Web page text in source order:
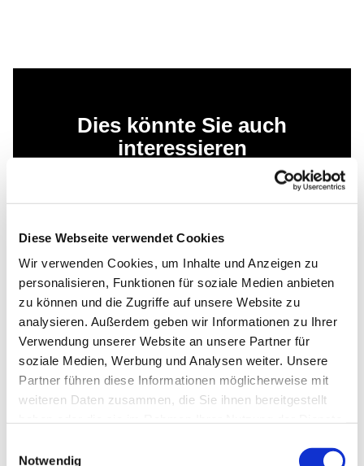
Diese Webseite verwendet Cookies
Wir verwenden Cookies, um Inhalte und Anzeigen zu
personalisieren, Funktionen für soziale Medien anbieten
zu können und die Zugriffe auf unsere Website zu
analysieren. Außerdem geben wir Informationen zu Ihrer
Verwendung unserer Website an unsere Partner für
soziale Medien, Werbung und Analysen weiter. Unsere
Partner führen diese Informationen möglicherweise mit
weiteren Daten zusammen, die Sie ihnen bereitgestellt
Notwendig
Dies könnte Sie auch
interessieren